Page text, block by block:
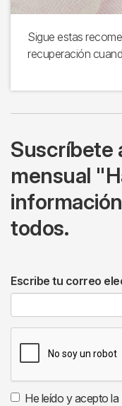
Sigue estas
recuperación
Suscríbete
mensual
todos.
Escribe tu correo
He leído y acepto la